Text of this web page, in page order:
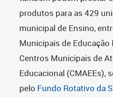
produtos para as 429
municipal de Ensino,
Municipais de Educação
Centros Municipais de
Educacional (CMAEEs),
pelo Fundo Rotativo da